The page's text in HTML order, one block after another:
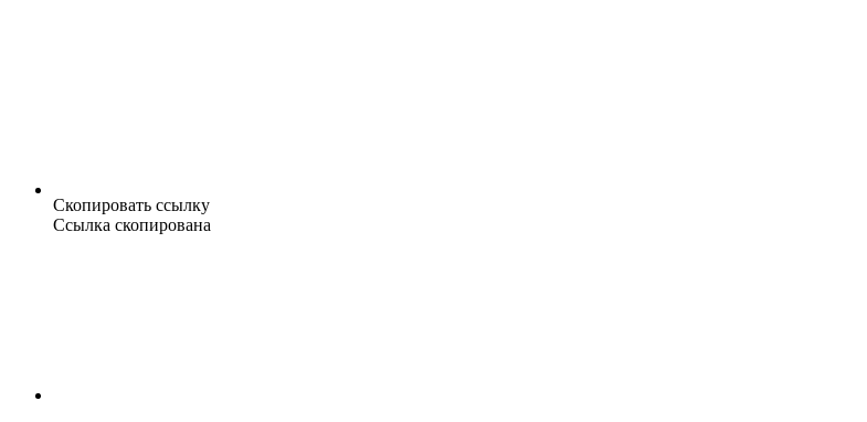
Скопировать ссылку
Ссылка скопирована